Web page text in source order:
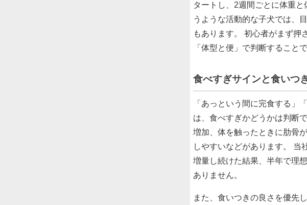
タートし、2週間ごとに体重
うような活動的な子犬では、
もあります。 初心者がまず押
「体型と便」で判断することで
食べすぎサインと食いつ
「あっという間に完食する」
は、食べすぎかどうかは判断
増加、体を触ったときに肋骨
しやすいなどがあります。 当
増量し続けた結果、半年で理
ありません。
また、食いつきの良さを優先